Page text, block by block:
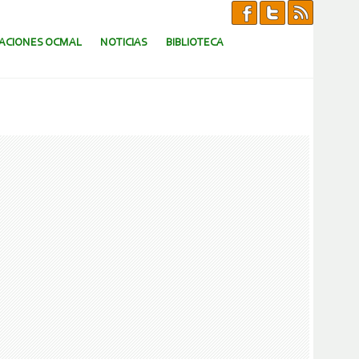
OCMAL NOTICIAS BIBLIOTECA